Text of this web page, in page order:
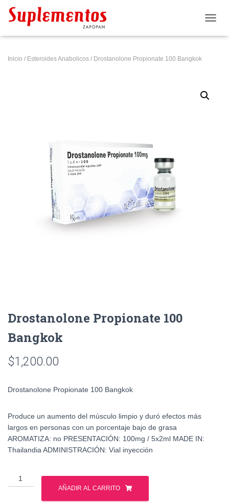
Inicio / Esteroides Anabolicos / Drostanolone Propionate 100 Bangkok
Drostanolone Propionate 100
Bangkok
$1,200.00
Drostanolone Propionate 100 Bangkok
Produce un aumento del músculo limpio y duró efectos más
largos en personas con un porcentaje bajo de grasa
AROMATIZA: no PRESENTACIÓN: 100mg / 5x2ml MADE IN:
Thailandia ADMINISTRACIÓN: Vial inyección
Drostanolone
Propionate
AÑADIR AL CARRITO